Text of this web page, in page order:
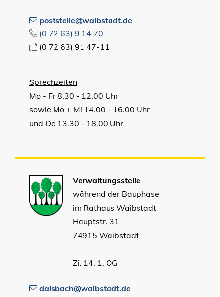
poststelle@waibstadt.de
(0 72 63) 9 14 70
(0 72 63) 91 47-11
Sprechzeiten
Mo - Fr 8.30 - 12.00 Uhr
sowie Mo + Mi 14.00 - 16.00 Uhr
und Do 13.30 - 18.00 Uhr
Verwaltungsstelle
während der Bauphase
im Rathaus Waibstadt
Hauptstr. 31
74915 Waibstadt
Zi. 14, 1. OG
daisbach@waibstadt.de